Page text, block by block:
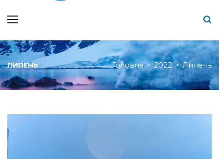
ЛИПЕНЬ Головна > 2022 > Липень
Місяць:
Липень